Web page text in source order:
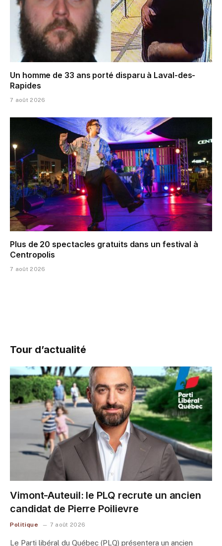
Un homme de 33 ans porté disparu à Laval-des-
Rapides
7 août 2026
Plus de 20 spectacles gratuits dans un festival à
Centropolis
7 août 2026
Tour d’actualité
Vimont-Auteuil: le PLQ recrute un ancien
candidat de Pierre Poilievre
Politique 7 août 2026
Le Parti libéral du Québec (PLQ) présentera un ancien